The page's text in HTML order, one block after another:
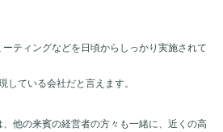
ティングなどを日頃からしっかり実施されて
している会社だと言えます。
他の来賓の経営者の方々も一緒に、近くの高